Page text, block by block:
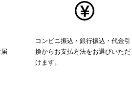
コンビニ振込・銀行振込・代金引
換からお支払方法をお選びいただ
けます。